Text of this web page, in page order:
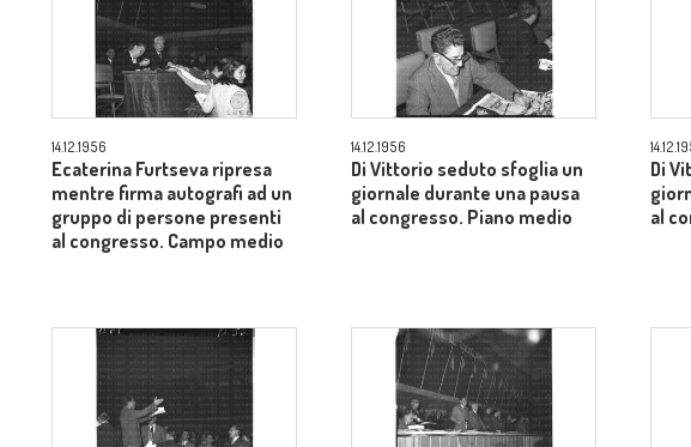
14.12.1956
Ecaterina Furtseva ripresa
mentre firma autografi ad un
gruppo di persone presenti
al congresso. Campo medio
14.12.1956
Di Vittorio seduto sfoglia un
giornale durante una pausa
al congresso. Piano medio
Di
al